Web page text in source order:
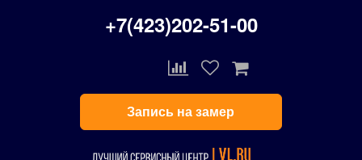
+7(423)202-51-00
Запись на замер